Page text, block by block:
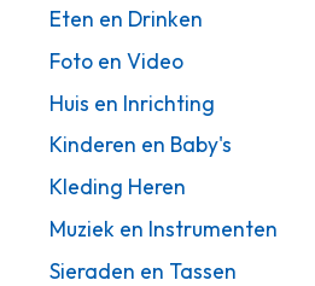
Eten en Drinken
Foto en Video
Huis en Inrichting
Kinderen en Baby's
Kleding Heren
Muziek en Instrumenten
Sieraden en Tassen